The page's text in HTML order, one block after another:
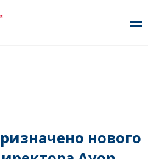
нового